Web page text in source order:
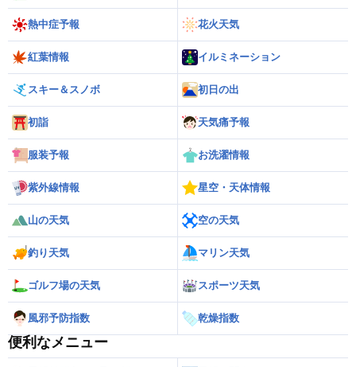
熱中症予報 花火天気
紅葉情報 イルミネーション
スキー＆スノボ 初日の出
初詣 天気痛予報
服装予報 お洗濯情報
紫外線情報 星空・天体情報
山の天気 空の天気
釣り天気 マリン天気
ゴルフ場の天気 スポーツ天気
風邪予防指数 乾燥指数
便利なメニュー